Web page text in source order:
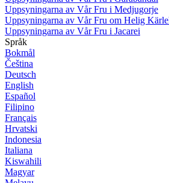
Uppsyningarna av Vår Fru i Medjugorje
Uppsyningarna av Vår Fru om Helig
Uppsyningarna av Vår Fru i Jacarei
Språk
Bokmål
Čeština
Deutsch
English
Español
Filipino
Français
Hrvatski
Indonesia
Italiana
Kiswahili
Magyar